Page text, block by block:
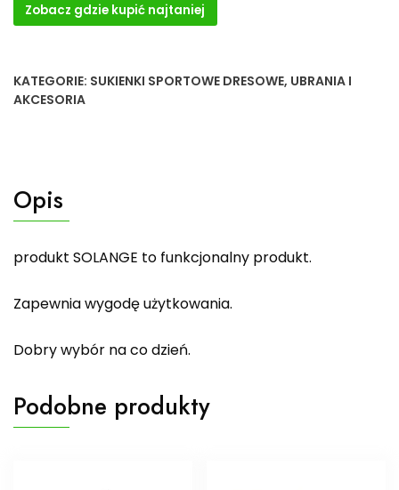
Zobacz gdzie kupić najtaniej
KATEGORIE: SUKIENKI SPORTOWE DRESOWE, UBRANIA I
AKCESORIA
Opis
produkt SOLANGE to funkcjonalny produkt.
Zapewnia wygodę użytkowania.
Dobry wybór na co dzień.
Podobne produkty